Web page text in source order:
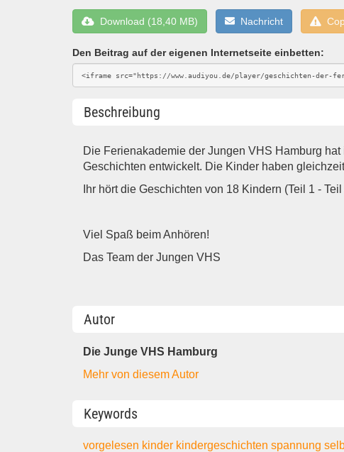
Download (18,40 MB) Nachricht
Den Beitrag auf der eigenen Internetseite einbetten:
Beschreibung
Die Ferienakademie der Jungen VHS Hamburg
Geschichten entwickelt. Die Kinder haben
Ihr hört die Geschichten von 18 Kindern (Teil 1 -
Viel Spaß beim Anhören!
Das Team der Jungen VHS
Autor
Die Junge VHS Hamburg
Mehr von diesem Autor
Keywords
vorgelesen kinder kindergeschichtenspannung